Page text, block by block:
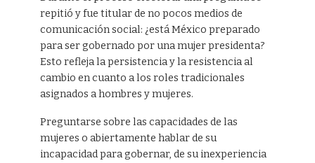
repitió y fue titular de no pocos medios de
comunicación social: ¿está México preparado
para ser gobernado por una mujer presidenta?
Esto refleja la persistencia y la resistencia al
cambio en cuanto a los roles tradicionales
asignados a hombres y mujeres.
Preguntarse sobre las capacidades de las
mujeres o abiertamente hablar de su
incapacidad para gobernar, de su inexperiencia